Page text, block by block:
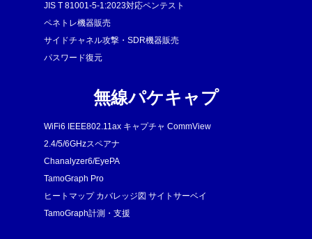
JIS T 81001-5-1:2023対応ペンテスト
ペネトレ機器販売
サイドチャネル攻撃・SDR機器販売
パスワード復元
無線パケキャプ
WiFi6 IEEE802.11ax キャプチャ CommView
2.4/5/6GHzスペアナ
Chanalyzer6/EyePA
TamoGraph Pro
ヒートマップ カバレッジ図 サイトサーベイ
TamoGraph計測・支援